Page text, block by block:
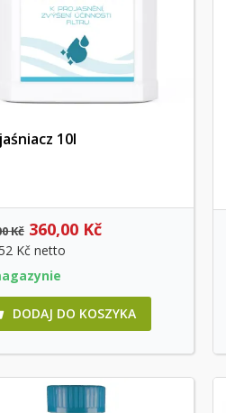
10l
Kč 360,00 Kč
Kč netto
DODAJ DO KOSZYKA